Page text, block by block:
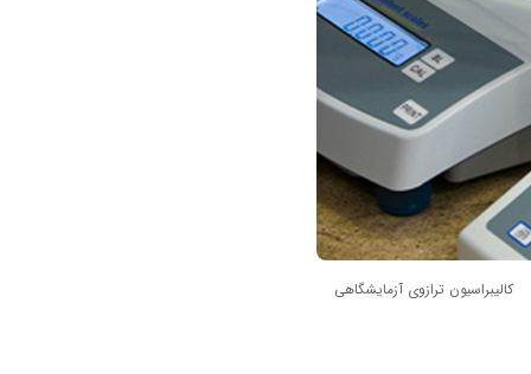
کالیبراسیون ترازوی آزمایشگاهی